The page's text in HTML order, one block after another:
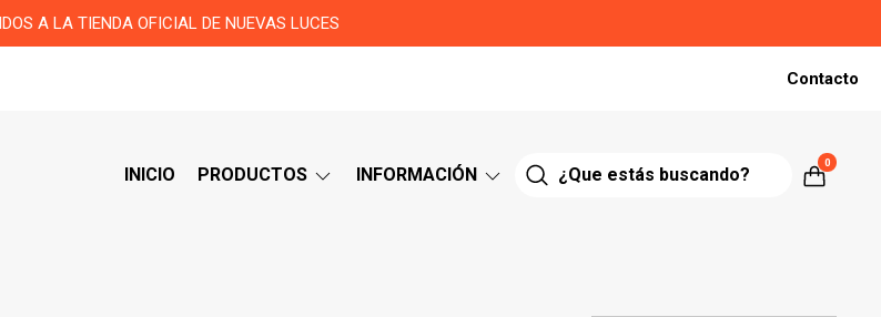
A LA TIENDA OFICIAL DE NUEVAS LUCES
Contacto
INICIO PRODUCTOS INFORMACIÓN
0